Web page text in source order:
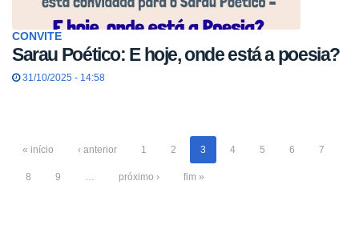
CONVITE
Sarau Poético: E hoje, onde está a poesia?
31/10/2025 - 14:58
« início ‹ anterior 1 2 3 4 5 6 7
8 9 … próximo › fim »